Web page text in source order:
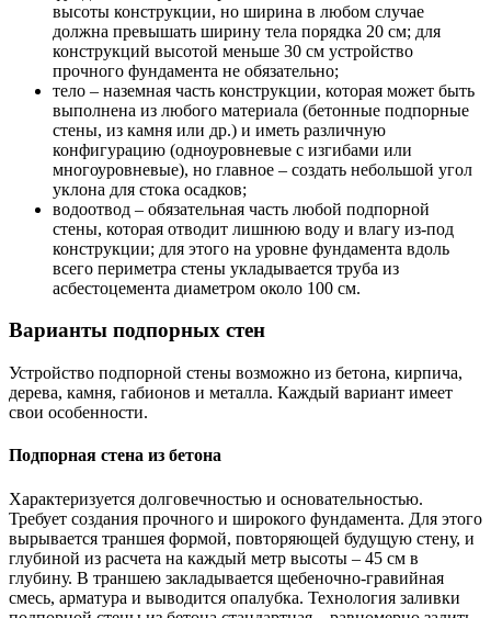
высоты конструкции, но ширина в любом случае
должна превышать ширину тела порядка 20 см; для
конструкций высотой меньше 30 см устройство
прочного фундамента не обязательно;
тело – наземная часть конструкции, которая может быть
выполнена из любого материала (бетонные подпорные
стены, из камня или др.) и иметь различную
конфигурацию (одноуровневые с изгибами или
многоуровневые), но главное – создать небольшой угол
уклона для стока осадков;
водоотвод – обязательная часть любой подпорной
стены, которая отводит лишнюю воду и влагу из-под
конструкции; для этого на уровне фундамента вдоль
всего периметра стены укладывается труба из
асбестоцемента диаметром около 100 см.
Варианты подпорных стен
Устройство подпорной стены возможно из бетона, кирпича,
дерева, камня, габионов и металла. Каждый вариант имеет
свои особенности.
Подпорная стена из бетона
Характеризуется долговечностью и основательностью.
Требует создания прочного и широкого фундамента. Для этого
вырывается траншея формой, повторяющей будущую стену, и
глубиной из расчета на каждый метр высоты – 45 см в
глубину. В траншею закладывается щебеночно-гравийная
смесь, арматура и выводится опалубка. Технология заливки